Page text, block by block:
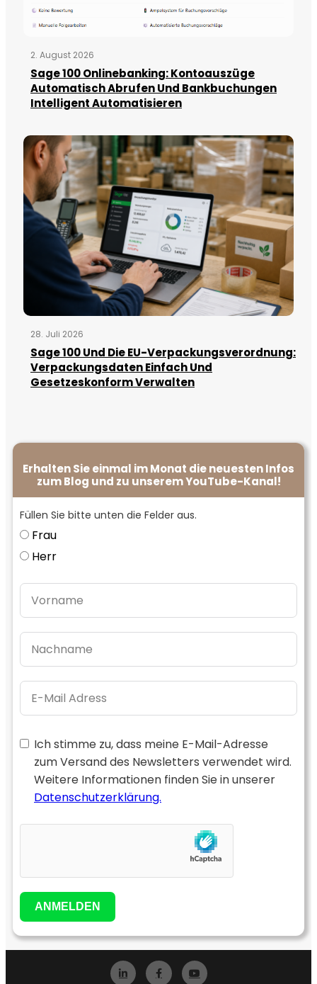
2. August 2026
Sage 100 Onlinebanking: Kontoauszüge
Automatisch Abrufen Und Bankbuchungen
Intelligent Automatisieren
28. Juli 2026
Sage 100 Und Die EU-Verpackungsverordnung:
Verpackungsdaten Einfach Und
Gesetzeskonform Verwalten
Erhalten Sie einmal im Monat die neuesten Infos
zum Blog und zu unserem YouTube-Kanal!
Füllen Sie bitte unten die Felder aus.
Frau
Herr
Ich stimme zu, dass meine E-Mail-Adresse
zum Versand des Newsletters verwendet wird.
Weitere Informationen finden Sie in unserer
Datenschutzerklärung.
ANMELDEN